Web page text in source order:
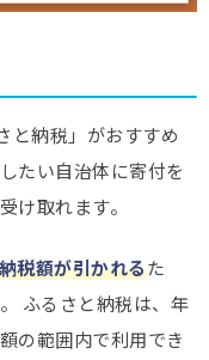
と納税」がおすすめ
たい自治体に寄付を
け取れます。
税額が引かれるた
ふるさと納税は、年
の範囲内で利用でき